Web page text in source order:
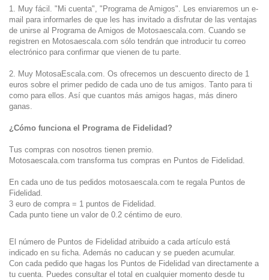
1. Muy fácil. "Mi cuenta", "Programa de Amigos". Les enviaremos un e-
mail para informarles de que les has invitado a disfrutar de las ventajas
de unirse al Programa de Amigos de Motosaescala.com. Cuando se
registren en Motosaescala.com sólo tendrán que introducir tu correo
electrónico para confirmar que vienen de tu parte.
2. Muy MotosaEscala.com. Os ofrecemos un descuento directo de 1
euros sobre el primer pedido de cada uno de tus amigos. Tanto para ti
como para ellos. Así que cuantos más amigos hagas, más dinero
ganas.
¿Cómo funciona el Programa de Fidelidad?
Tus compras con nosotros tienen premio.
Motosaescala.com transforma tus compras en Puntos de Fidelidad.
En cada uno de tus pedidos motosaescala.com te regala Puntos de
Fidelidad.
3 euro de compra = 1 puntos de Fidelidad.
Cada punto tiene un valor de 0.2 céntimo de euro.
El número de Puntos de Fidelidad atribuido a cada artículo está
indicado en su ficha. Además no caducan y se pueden acumular.
Con cada pedido que hagas los Puntos de Fidelidad van directamente a
tu cuenta. Puedes consultar el total en cualquier momento desde tu